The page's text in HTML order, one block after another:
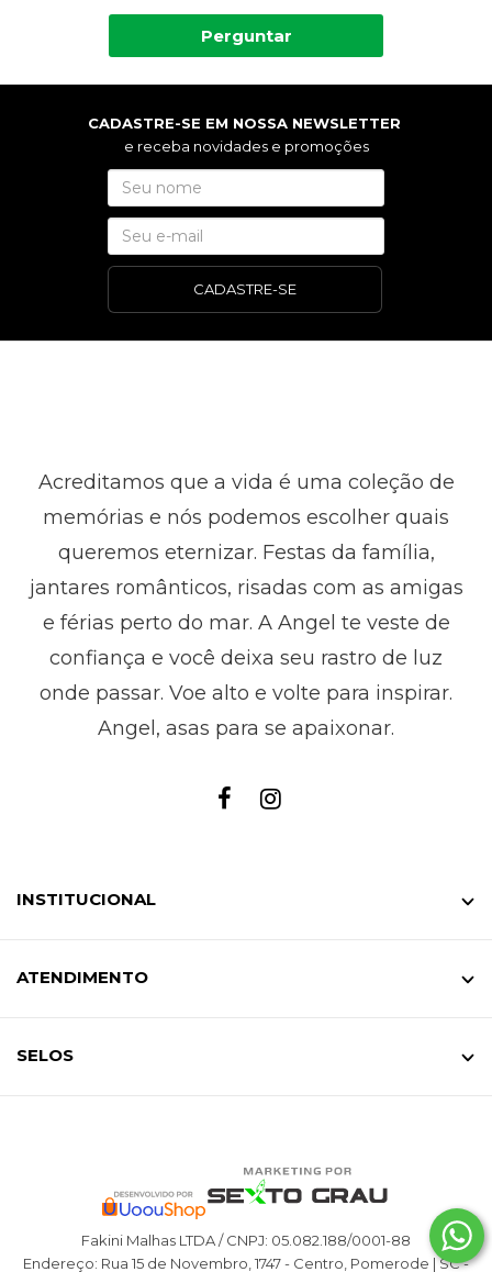
Perguntar
CADASTRE-SE EM NOSSA NEWSLETTER
e receba novidades e promoções
CADASTRE-SE
Acreditamos que a vida é uma coleção de
memórias e nós podemos escolher quais
queremos eternizar. Festas da família,
jantares românticos, risadas com as amigas
e férias perto do mar. A Angel te veste de
confiança e você deixa seu rastro de luz
onde passar. Voe alto e volte para inspirar.
Angel, asas para se apaixonar.
INSTITUCIONAL
ATENDIMENTO
SELOS
Fakini Malhas LTDA / CNPJ: 05.082.188/0001-88
Endereço: Rua 15 de Novembro, 1747 - Centro, Pomerode | SC -